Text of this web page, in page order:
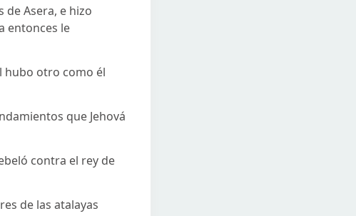
Asera, e hizo
entonces le
hubo otro como él
que Jehová
contra el rey de
de las atalayas